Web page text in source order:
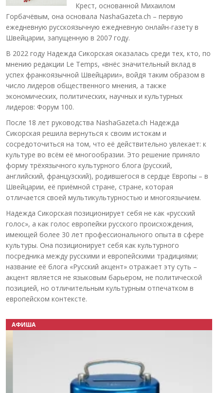
Крест, основанной Михаилом
Горбачёвым, она основала NashaGazeta.ch – первую
ежедневную русскоязычную ежедневную онлайн-газету в
Швейцарии, запущенную в 2007 году.
В 2022 году Надежда Сикорская оказалась среди тех, кто, по
мнению редакции Le Temps, «внёс значительный вклад в
успех франкоязычной Швейцарии», войдя таким образом в
число лидеров общественного мнения, а также
экономических, политических, научных и культурных
лидеров: Форум 100.
После 18 лет руководства NashaGazeta.ch Надежда
Сикорская решила вернуться к своим истокам и
сосредоточиться на том, что её действительно увлекает: к
культуре во всём её многообразии. Это решение приняло
форму трёхязычного культурного блога (русский,
английский, французский), родившегося в сердце Европы – в
Швейцарии, её приёмной стране, стране, которая
отличается своей мультикультурностью и многоязычием.
Надежда Сикорская позиционирует себя не как «русский
голос», а как голос европейки русского происхождения,
имеющей более 30 лет профессионального опыта в сфере
культуры. Она позиционирует себя как культурного
посредника между русскими и европейскими традициями;
название её блога «Русский акцент» отражает эту суть –
акцент является не языковым барьером, не политической
позицией, но отличительным культурным отпечатком в
европейском контексте.
АФИША